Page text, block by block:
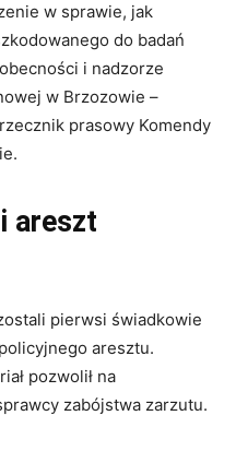
w sprawie, jak
do badań
i nadzorze
w Brzozowie –
prasowy Komendy
areszt
pierwsi świadkowie
aresztu.
pozwolił na
zabójstwa zarzutu.